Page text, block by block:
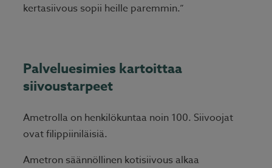
kertasiivous sopii heille paremmin.”
Palveluesimies kartoittaa
siivoustarpeet
Ametrolla on henkilökuntaa noin 100. Siivoojat
ovat filippiiniläisiä.
Ametron säännöllinen kotisiivous alkaa